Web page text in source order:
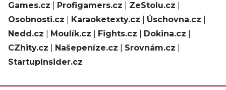
Games.cz
Profigamers.cz ZeStolu.cz
Osobnosti.cz
Karaoketexty.cz Úschovna.cz
Nedd.cz
Moulík.cz Fights.cz Dokina.cz
CZhity.cz
Našepeníze.cz Srovnám.cz
StartupInsider.cz